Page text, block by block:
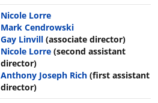
Nicole Lorre
Mark Cendrowski
Gay Linvill (associate director)
Nicole Lorre (second assistant
director)
Anthony Joseph Rich (first assistant
director)